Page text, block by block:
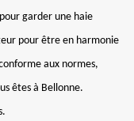
garder une haie
pour être en harmonie
aux normes,
êtes à Bellonne.